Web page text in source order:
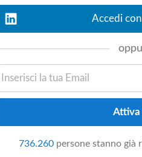
per ristorante situato sulle colline
CAMERIERALa
servizio clienti garantendo standard
lavoro: FIRENZE (FI) Tipo di
Pieno Fascia di RAL: 25. 000 –
Accedi
736.260 persone stanno già